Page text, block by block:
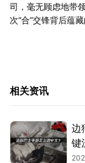
司，毫无顾虑地带
次“合”交锋背后蕴
相关资讯
边
键